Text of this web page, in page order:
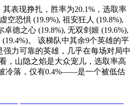
表现挣扎，胜率为20.1%，选取率
空恐惧 (19.9%), 祖安狂人 (19.8%),
卓德之心 (19.8%), 无双剑姬 (19.6%),
。 该梯队中其余9个英雄的平
强力可靠的英雄，几乎在每场对局中
，山隐之焰是大众宠儿，选取率高
冷落，仅有0.4%——是一个被低估